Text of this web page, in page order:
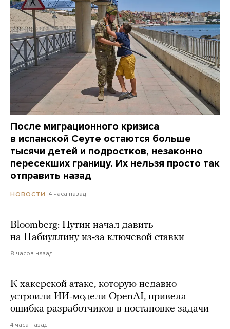
После миграционного кризиса
в испанской Сеуте остаются больше
тысячи детей и подростков, незаконно
пересекших границу. Их нельзя просто так
отправить назад
НОВОСТИ 4 часа назад
Bloomberg: Путин начал давить
на Набиуллину из-за ключевой ставки
8 часов назад
К хакерской атаке, которую недавно
устроили ИИ-модели OpenAI, привела
ошибка разработчиков в постановке задачи
4 часа назад